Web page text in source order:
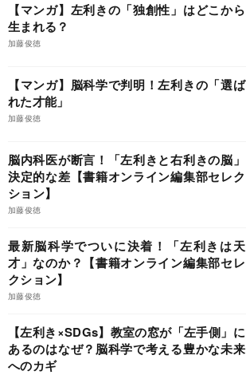
【マンガ】左利きの「独創性」はどこから
生まれる？
加藤俊徳
【マンガ】脳科学で判明！左利きの「選ば
れた才能」
加藤俊徳
脳内科医が断言！「左利きと右利きの脳」
決定的な差【書籍オンライン編集部セレク
ション】
加藤俊徳
最新脳科学でついに決着！「左利きは天
才」なのか？【書籍オンライン編集部セレ
クション】
加藤俊徳
【左利き×SDGs】教室の窓が「左手側」に
あるのはなぜ？脳科学で考える豊かな未来
へのカギ